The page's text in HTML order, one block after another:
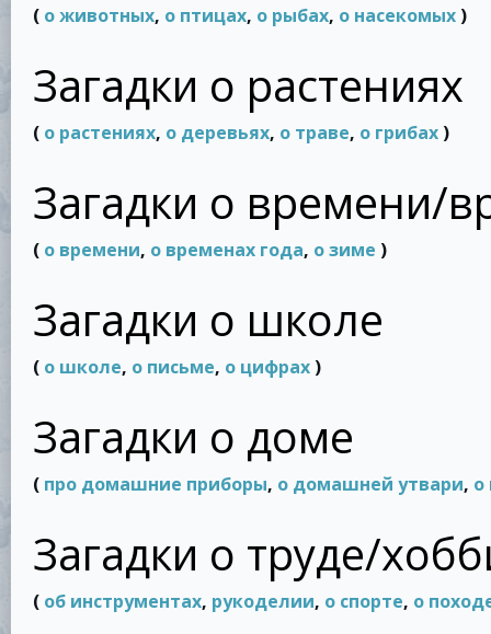
( о животных, о птицах, о рыбах, о насекомых)
Загадки о растениях
( о растениях, о деревьях, о траве, о грибах)
Загадки о времени/
( о времени, о временах года, о зиме )
Загадки о школе
( о школе, о письме, о цифрах)
Загадки о доме
( про домашние приборы, о домашней утвари, о
Загадки о труде/
( об инструментах, рукоделии, о спорте, о